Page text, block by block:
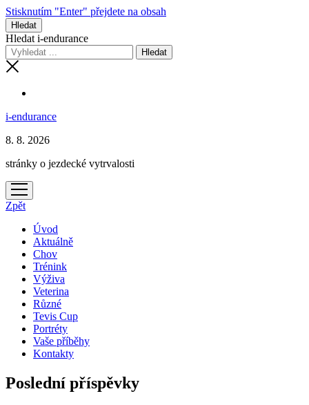
Stisknutím "Enter" přejdete na obsah
Hledat
Hledat i-endurance
i-endurance
8. 8. 2026
stránky o jezdecké vytrvalosti
otevřít
menu
Zpět
Úvod
Aktuálně
Chov
Trénink
Výživa
Veterina
Různé
Tevis Cup
Portréty
Vaše příběhy
Kontakty
Poslední příspěvky